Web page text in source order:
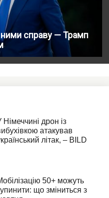
ними справу — Трамп